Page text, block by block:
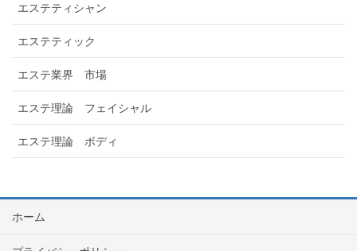
エステティシャン
エステティック
エステ業界 市場
エステ理論 フェイシャル
エステ理論 ボディ
ホーム